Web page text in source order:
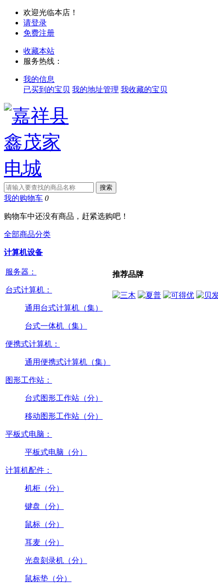
欢迎光临本店！
请登录
免费注册
收藏本站
服务热线：
我的信息
已买到的宝贝 我的地址管理 我收藏的宝贝
我的购物车 0
购物车中还没有商品，赶紧选购吧！
全部商品分类
计算机设备
服务器：
台式计算机：
通用台式计算机（集）
台式一体机（集）
便携式计算机：
通用便携式计算机（集）
图形工作站：
台式图形工作站（分）
移动图形工作站（分）
平板式电脑：
平板式电脑（分）
计算机配件：
机柜（分）
键盘（分）
鼠标（分）
耳麦（分）
光盘刻录机（分）
鼠标垫（分）
推荐品牌